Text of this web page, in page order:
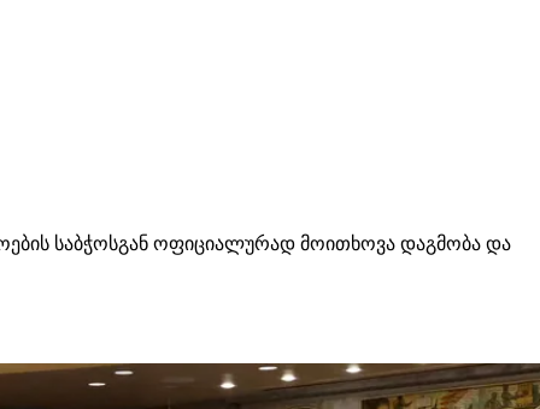
საბჭოსგან ოფიციალურად მოითხოვა დაგმობა და